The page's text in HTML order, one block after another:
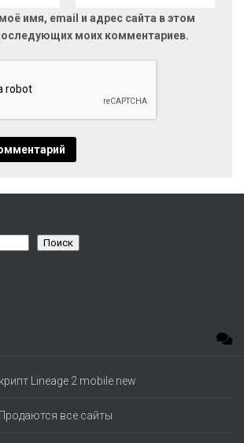
имя, email и адрес сайта в этом
моих комментариев.
Поиск
Lineage 2 mobile new
Продаются все сайты